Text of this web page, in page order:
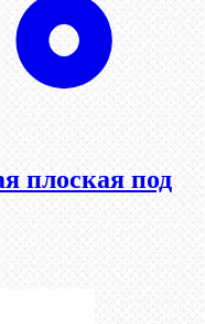
плоская под